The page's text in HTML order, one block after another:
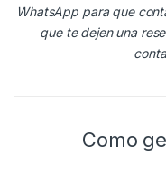
WhatsApp para que
que te dejen una
Como